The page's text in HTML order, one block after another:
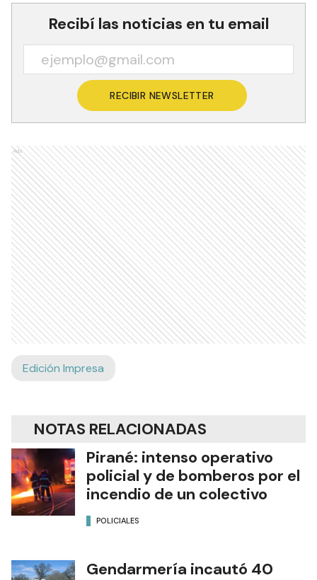
Recibí las noticias en tu email
RECIBIR NEWSLETTER
Ads
Edición Impresa
NOTAS RELACIONADAS
Pirané: intenso operativo
policial y de bomberos por el
incendio de un colectivo
POLICIALES
Gendarmería incautó 40